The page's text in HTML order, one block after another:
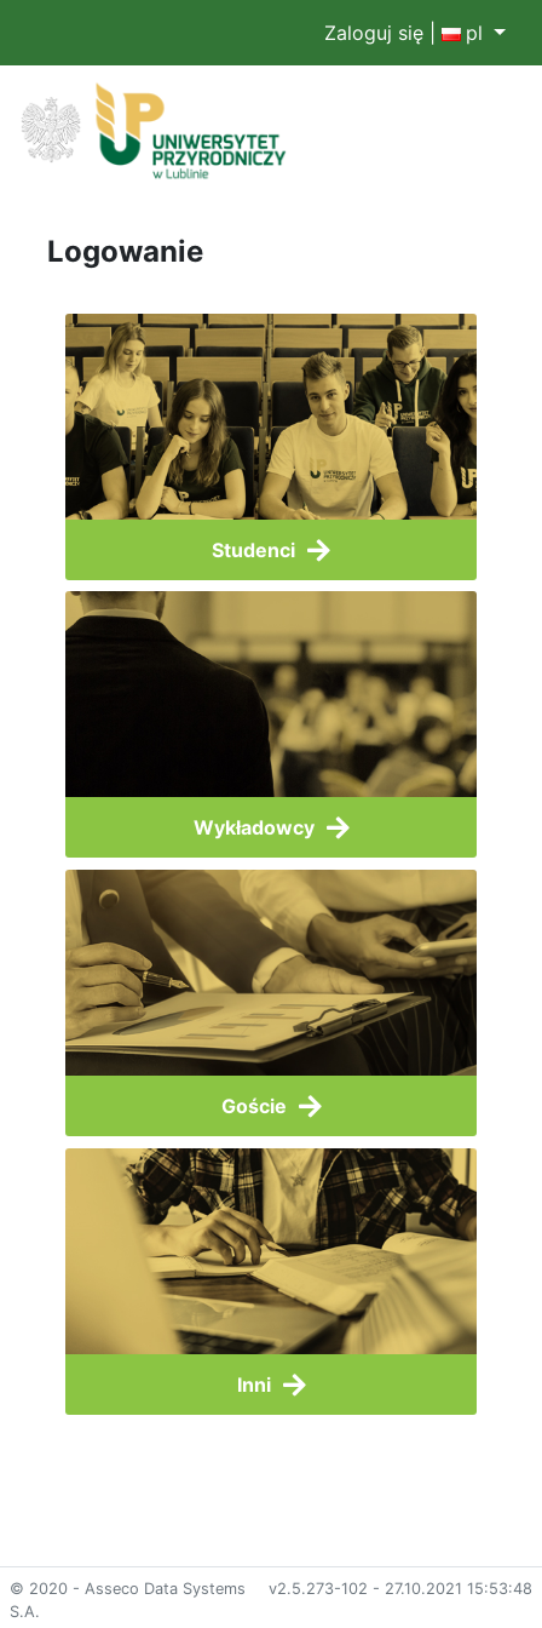
Zaloguj się | pl
Logowanie
Studenci
Wykładowcy
Goście
Inni
v2.5.273-102 - 27.10.2021 15:53:48
© 2020 - Asseco Data Systems
S.A.